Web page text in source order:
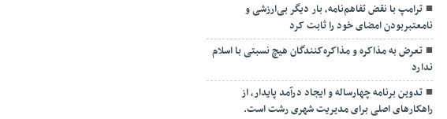
ترامپ با نقض تفاهم‌نامه، بار دیگر بی‌ارزشی و
نامعتبربودن امضای خود را ثابت کرد
تعرض به مذاکره و مذاکره‌کنندگان هیچ نسبتی با اسلام
ندارد
تدوین برنامه چهارساله و ایجاد درآمد پایدار، از
راهکارهای اصلی برای مدیریت شهری رشت است.